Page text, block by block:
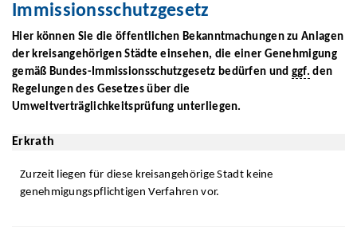
Immissionsschutzgesetz
Hier können Sie die öffentlichen Bekanntmachungen zu Anlagen
der kreisangehörigen Städte einsehen, die einer Genehmigung
gemäß Bundes-Immissionsschutzgesetz bedürfen und ggf. den
Regelungen des Gesetzes über die
Umweltverträglichkeitsprüfung unterliegen.
Erkrath
Zurzeit liegen für diese kreisangehörige Stadt keine
genehmigungspflichtigen Verfahren vor.